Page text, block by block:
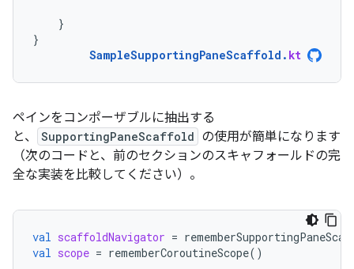
}
}
SampleSupportingPaneScaffold . kt
ペインをコンポーザブルに抽出する
と、
SupportingPaneScaffold の使用が簡単になります
（次のコードと、前のセクションのスキャフォールドの完
全な実装を比較してください）。
val scaffoldNavigator =
val scope = rememberCoroutineScope()